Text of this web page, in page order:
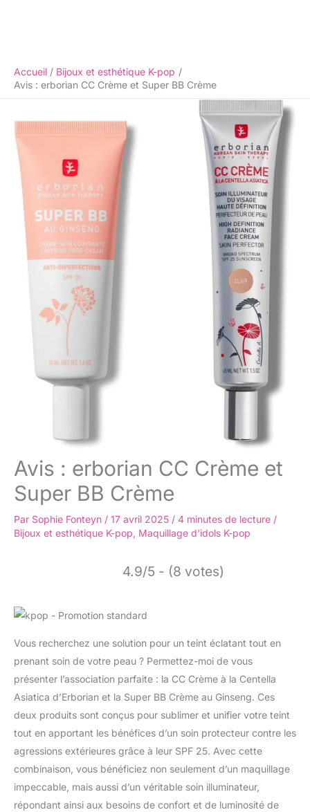
Accueil
Bijoux et esthétique K-pop
Avis : erborian CC Crème et Super BB Crème
Avis : erborian CC Crème et
Super BB Crème
Par Sophie Fonteyn / 17 avril 2025 / 4 minutes de lecture /
Bijoux et esthétique K-pop, Maquillage d'idols K-pop
4.9/5 - (8 votes)
Vous recherchez une solution pour un teint éclatant tout en
prenant soin de votre peau ? Permettez-moi de vous
présenter l’association parfaite : la CC Crème à la Centella
Asiatica d’Erborian et la Super BB Crème au Ginseng. Ces
deux produits sont conçus pour sublimer et unifier votre teint
tout en apportant les bénéfices d’un soin protecteur contre les
agressions extérieures grâce à leur SPF 25. Avec cette
combinaison, vous bénéficiez non seulement d’un maquillage
impeccable, mais aussi d’un véritable soin illuminateur,
répondant ainsi aux besoins de confort et de luminosité de